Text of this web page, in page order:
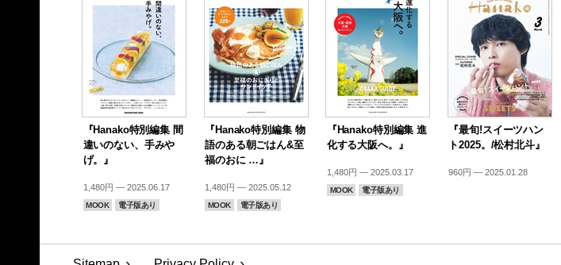
『Hanako特別編集 間
違いのない、手みや
げ。』
1,480円 — 2025.06.17
MOOK 電子版あり
『Hanako特別編集 物
語のある朝ごはん&至
福のおに …』
1,480円 — 2025.05.12
MOOK 電子版あり
『Hanako特別編集 進
化する大阪へ。』
1,480円 — 2025.03.17
MOOK 電子版あり
『最旬!スイーツハン
ト2025。/松村北斗』
960円 — 2025.01.28